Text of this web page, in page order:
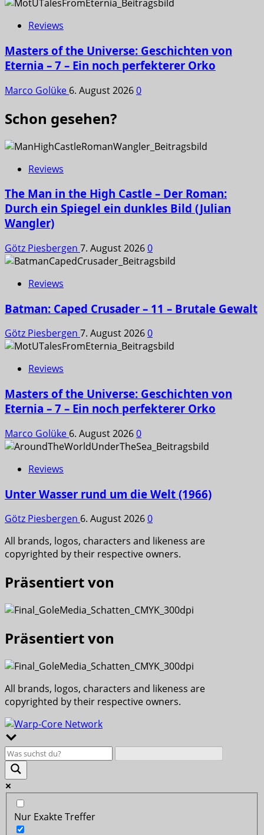
Reviews
Masters of the Universe: Geschichten von
Eternia – 7 – Ein noch perfekterer Orko
Marco Golüke 6. August 20260
Schon gesehen?
Reviews
The Man in the High Castle – Der Roman:
Durch ein Spiegel ein dunkles Bild (Julian
Wangler)
Götz Piesbergen 7. August 20260
Reviews
Batman: Caped Crusader – 11 – Brutale Gewalt
Götz Piesbergen 7. August 20260
Reviews
Masters of the Universe: Geschichten von
Eternia – 7 – Ein noch perfekterer Orko
Marco Golüke 6. August 20260
Reviews
Unter Wasser rund um die Welt (1966)
Götz Piesbergen 6. August 20260
All brands, logos, characters and likeness are
copyrighted by their respective owners.
Präsentiert von
Präsentiert von
All brands, logos, characters and likeness are
copyrighted by their respective owners.
Nur Exakte Treffer